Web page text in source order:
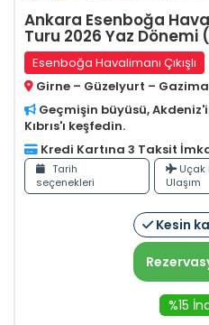
Ankara Esenboğa
Turu 2026 Yaz Dönemi
Esenboğa Havalimanı Çıkışlı
Girne – Güzelyurt –
Geçmişin büyüsü,
Kıbrıs'ı keşfedin.
Kredi Kartına 3 Taksit
Tarih
seçenekleri
Uçak
Ulaşım
Kesin
%15